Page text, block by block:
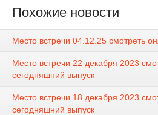
Похожие новости
Место встречи 04.12.25 смотреть
Место встречи 22 декабря 2023
сегодняшний выпуск
Место встречи 18 декабря 2023
сегодняшний выпуск